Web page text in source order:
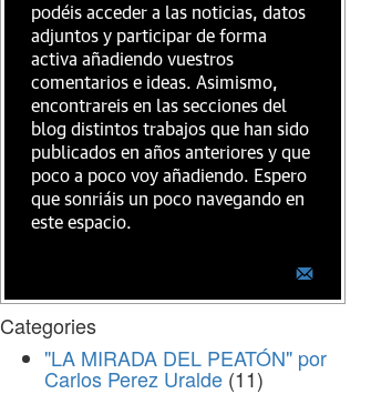
podéis acceder a las noticias, datos
adjuntos y participar de forma
activa añadiendo vuestros
comentarios e ideas. Asimismo,
encontrareis en las secciones del
blog distintos trabajos que han sido
publicados en años anteriores y que
poco a poco voy añadiendo. Espero
que sonriáis un poco navegando en
este espacio.
Categories
"LA MIRADA DEL PEATÓN" por
Carlos Perez Uralde (11)